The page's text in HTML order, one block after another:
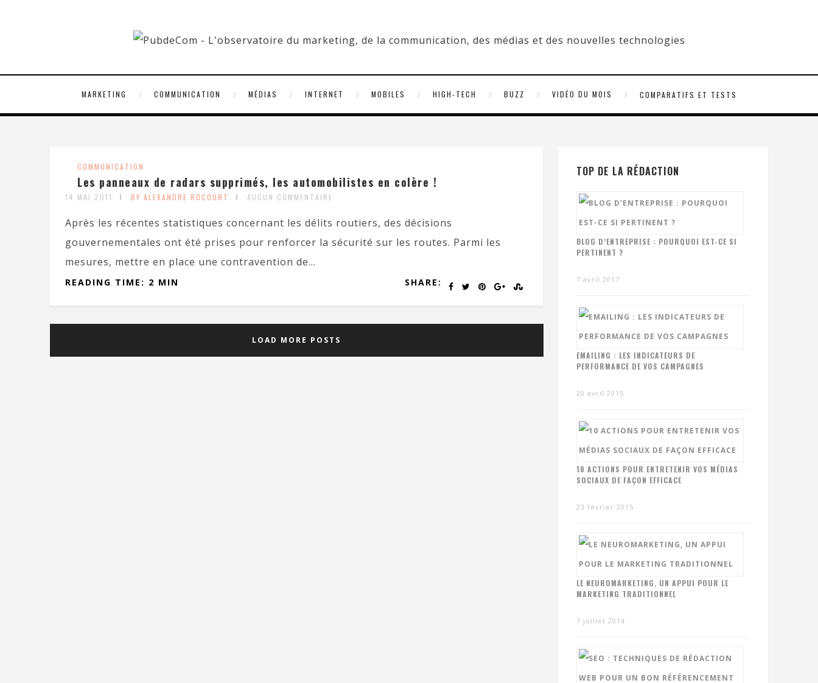
MARKETING COMMUNICATION MÉDIAS INTERNET MOBILES HIGH-TECH BUZZ VIDÉO DU MOIS COMPARATIFS ET TESTS
COMMUNICATION
Les panneaux de radars supprimés, les automobilistes en colère !
14 MAI 2011 BY ALEXANDRE ROCOURT AUCUN COMMENTAIRE
Après les récentes statistiques concernant les délits routiers, des décisions
gouvernementales ont été prises pour renforcer la sécurité sur les routes. Parmi les
mesures, mettre en place une contravention de...
SHARE:
READING TIME: 2 MIN
LOAD MORE POSTS
TOP DE LA RÉDACTION
BLOG D’ENTREPRISE : POURQUOI EST-CE SI
PERTINENT ?
7 avril 2017
EMAILING : LES INDICATEURS DE
PERFORMANCE DE VOS CAMPAGNES
20 avril 2015
10 ACTIONS POUR ENTRETENIR VOS MÉDIAS
SOCIAUX DE FAÇON EFFICACE
23 février 2015
LE NEUROMARKETING, UN APPUI POUR LE
MARKETING TRADITIONNEL
7 juillet 2014